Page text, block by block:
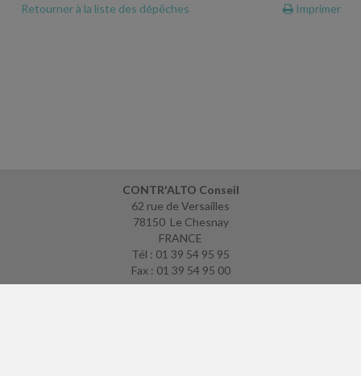
Retourner à la liste des dépêches
Imprimer
CONTR'ALTO Conseil
62 rue de Versailles
78150 Le Chesnay
FRANCE
Tél : 01 39 54 95 95
Fax : 01 39 54 95 00